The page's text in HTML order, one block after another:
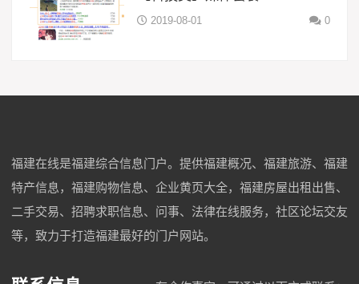
2019-08-01 0
福建在线是福建综合信息门户。提供福建概况、福建旅游、福建
特产信息，福建购物信息、企业黄页大全，福建房屋出租出售、
二手交易、招聘求职信息、问事、法律在线服务，社区论坛交友
等，致力于打造福建最好的门户网站。